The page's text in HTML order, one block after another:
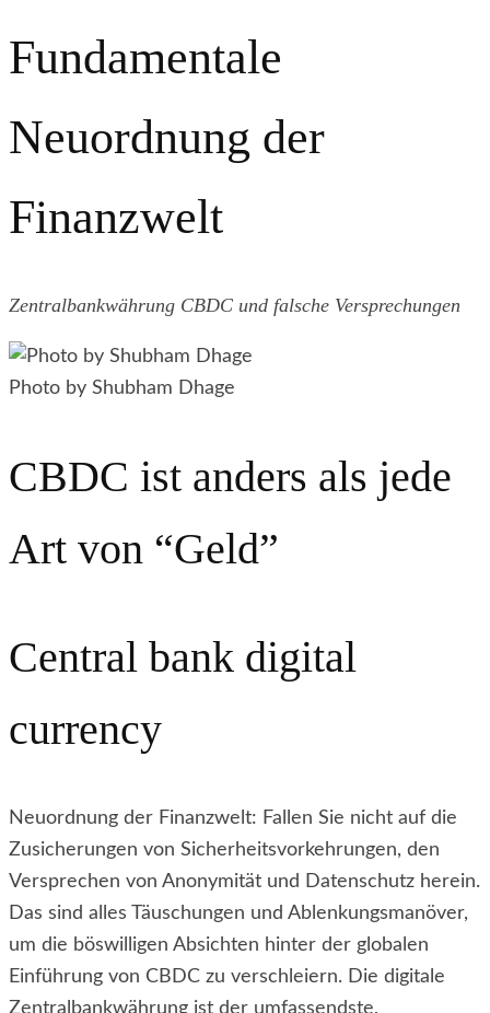
Fundamentale
Neuordnung der
Finanzwelt
Zentralbankwährung CBDC und falsche Versprechungen
Photo by Shubham Dhage
CBDC ist anders als jede
Art von “Geld”
Central bank digital
currency
Neuordnung der Finanzwelt: Fallen Sie nicht auf die
Zusicherungen von Sicherheitsvorkehrungen, den
Versprechen von Anonymität und Datenschutz herein.
Das sind alles Täuschungen und Ablenkungsmanöver,
um die böswilligen Absichten hinter der globalen
Einführung von CBDC zu verschleiern. Die digitale
Zentralbankwährung ist der umfassendste,